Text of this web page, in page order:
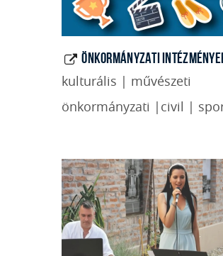
ÖNKORMÁNYZATI
kulturális | művészeti
önkormányzati |civil |